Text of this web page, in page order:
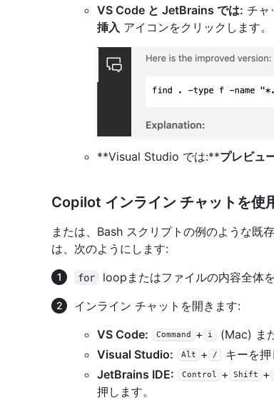
VS Code と JetBrains では: チャ
挿入 アイコンをクリックします。
**Visual Studio では:**プレビュ
Copilot インライン チャットを使
または、Bash スクリプトの例のような既
は、次のようにします:
for
loopまたはファイルの内容全体を
インライン チャットを開きます:
VS Code:
Command + i (Mac) ま
Visual Studio:
Alt + /
キーを押
JetBrains IDE:
Control + Shift +
押します。